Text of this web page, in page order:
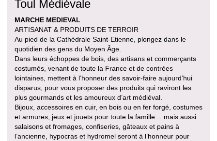
Toul Médiévale
MARCHE MEDIEVAL
ARTISANAT & PRODUITS DE TERROIR
Au pied de la Cathédrale Saint-Etienne, plongez dans le
quotidien des gens du Moyen Âge.
Dans leurs échoppes de bois, des artisans et commerçants
costumés, venant de toute la France et de contrées
lointaines, mettent à l’honneur des savoir-faire aujourd’hui
disparus, pour vous proposer des produits qui raviront les
plus gourmands et les amoureux d’art médiéval.
Bijoux, accessoires en cuir, en bois ou en fer forgé, costumes
et armures, jeux et jouets pour toute la famille… mais aussi
salaisons et fromages, confiseries, gâteaux et pains à
l’ancienne, hypocras et hydromel seront à l’honneur pour